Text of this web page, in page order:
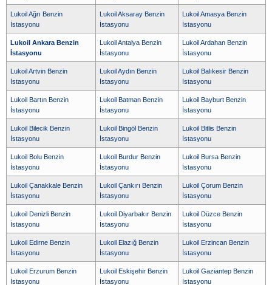
Lukoil Ağrı Benzin
İstasyonu
Lukoil Aksaray Benzin
İstasyonu
Lukoil Amasya Benzin
İstasyonu
Lukoil Ankara Benzin
İstasyonu
Lukoil Antalya Benzin
İstasyonu
Lukoil Ardahan Benzin
İstasyonu
Lukoil Artvin Benzin
İstasyonu
Lukoil Aydın Benzin
İstasyonu
Lukoil Balıkesir Benzin
İstasyonu
Lukoil Bartın Benzin
İstasyonu
Lukoil Batman Benzin
İstasyonu
Lukoil Bayburt Benzin
İstasyonu
Lukoil Bilecik Benzin
İstasyonu
Lukoil Bingöl Benzin
İstasyonu
Lukoil Bitlis Benzin
İstasyonu
Lukoil Bolu Benzin
İstasyonu
Lukoil Burdur Benzin
İstasyonu
Lukoil Bursa Benzin
İstasyonu
Lukoil Çanakkale Benzin
İstasyonu
Lukoil Çankırı Benzin
İstasyonu
Lukoil Çorum Benzin
İstasyonu
Lukoil Denizli Benzin
İstasyonu
Lukoil Diyarbakır Benzin
İstasyonu
Lukoil Düzce Benzin
İstasyonu
Lukoil Edirne Benzin
İstasyonu
Lukoil Elazığ Benzin
İstasyonu
Lukoil Erzincan Benzin
İstasyonu
Lukoil Erzurum Benzin
İstasyonu
Lukoil Eskişehir Benzin
İstasyonu
Lukoil Gaziantep Benzin
İstasyonu